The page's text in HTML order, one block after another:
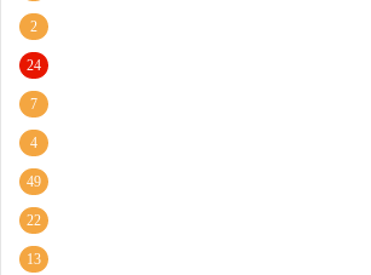
2
24
7
4
49
22
13